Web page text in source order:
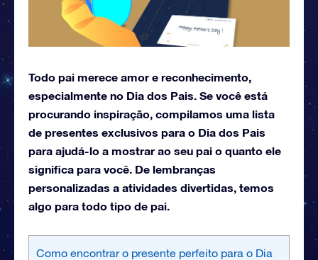
Todo pai merece amor e reconhecimento,
especialmente no Dia dos Pais. Se você está
procurando inspiração, compilamos uma lista
de presentes exclusivos para o Dia dos Pais
para ajudá-lo a mostrar ao seu pai o quanto ele
significa para você. De lembranças
personalizadas a atividades divertidas, temos
algo para todo tipo de pai.
Como encontrar o presente perfeito para o Dia